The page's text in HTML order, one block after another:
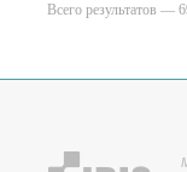
Всего результатов —